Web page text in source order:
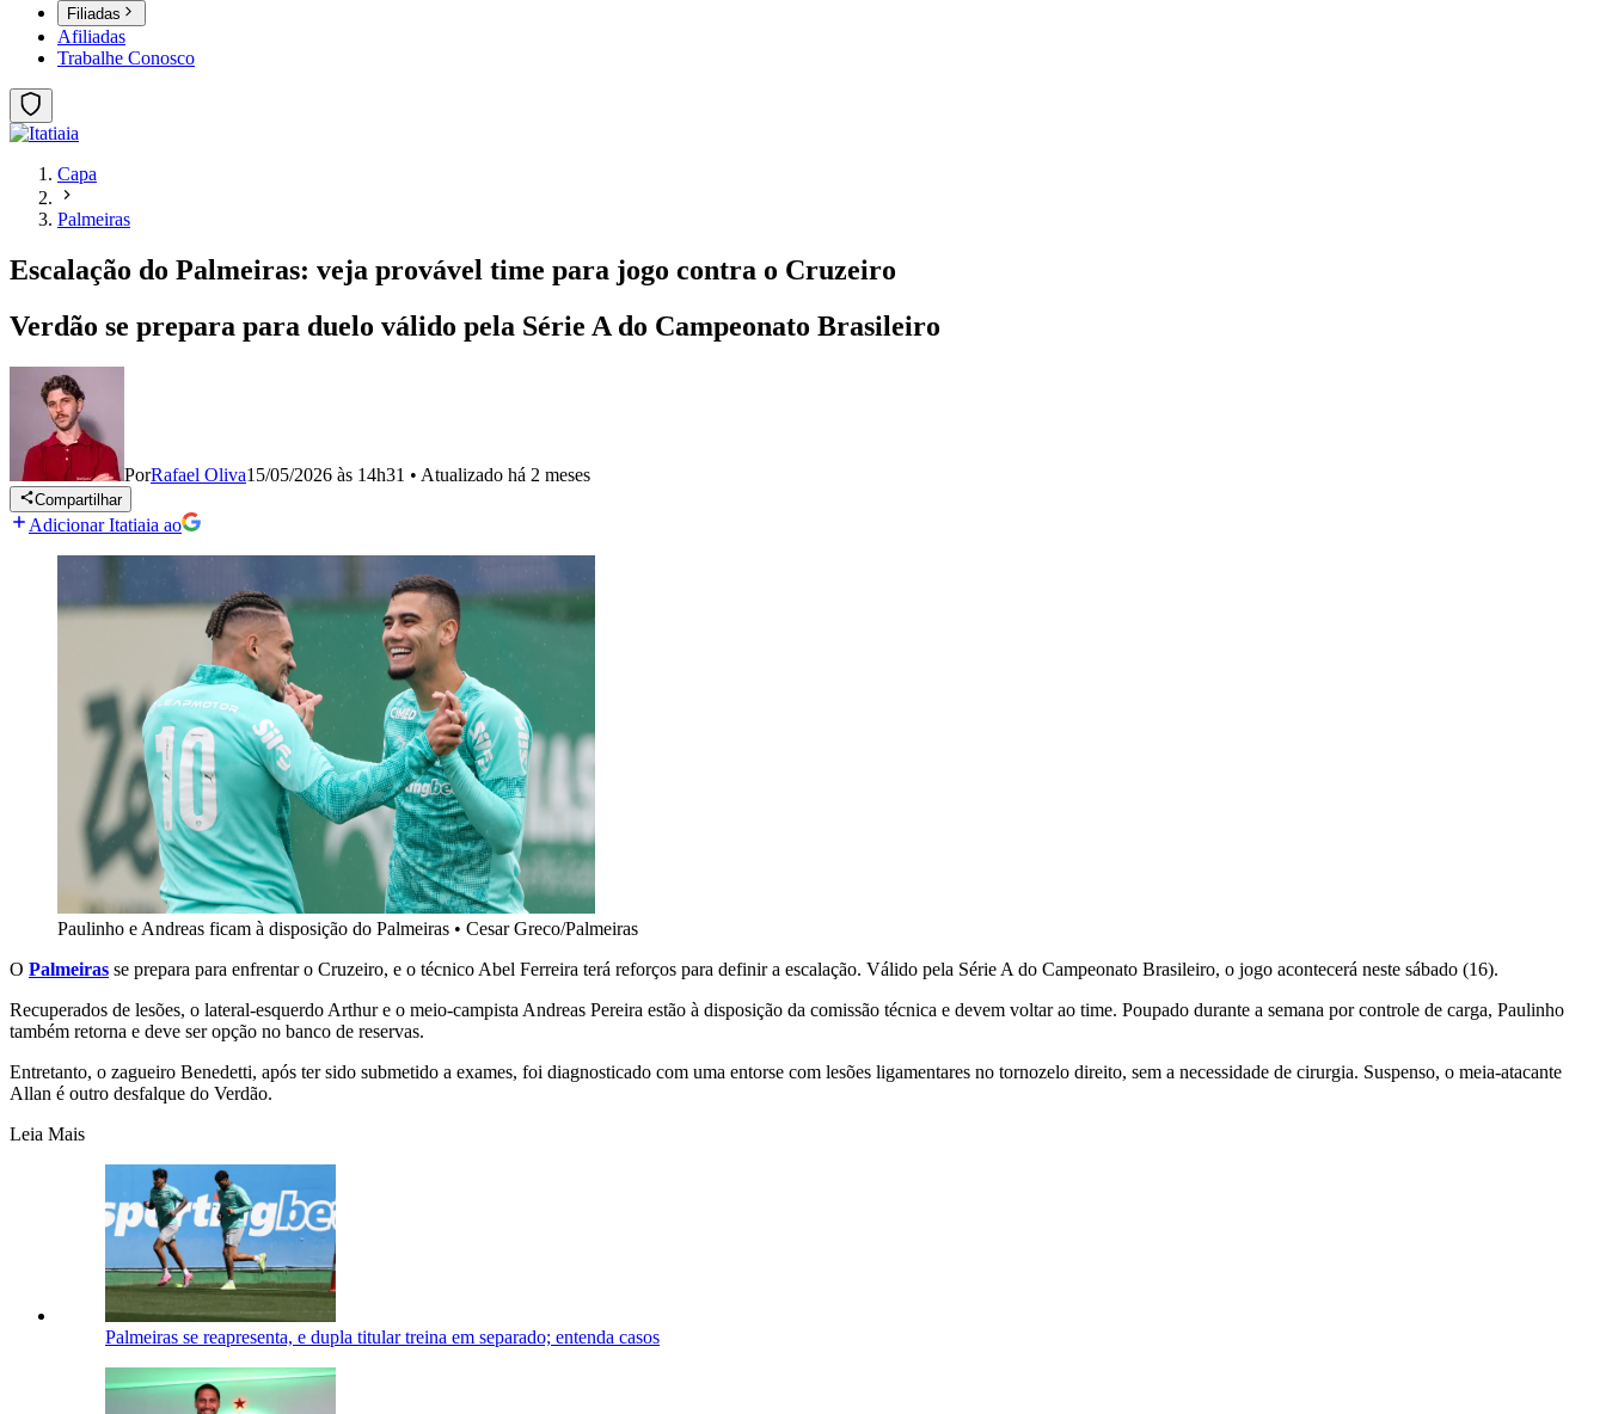
Filiadas
Afiliadas
Trabalhe Conosco
Capa
Palmeiras
Escalação do Palmeiras: veja provável time para jogo contra o Cruzeiro
Verdão se prepara para duelo válido pela Série A do Campeonato Brasileiro
PorRafael Oliva15/05/2026 às 14h31 • Atualizado há 2 meses
Compartilhar
Adicionar Itatiaia ao
Paulinho e Andreas ficam à disposição do Palmeiras • Cesar Greco/Palmeiras
O Palmeiras se prepara para enfrentar o Cruzeiro, e o técnico Abel Ferreira terá reforços para definir a escalação. Válido pela Série A do Campeonato Brasileiro, o jogo acontecerá neste sábado (16).
Recuperados de lesões, o lateral-esquerdo Arthur e o meio-campista Andreas Pereira estão à disposição da comissão técnica e devem voltar ao time. Poupado durante a semana por controle de carga, Paulinho
também retorna e deve ser opção no banco de reservas.
Entretanto, o zagueiro Benedetti, após ter sido submetido a exames, foi diagnosticado com uma entorse com lesões ligamentares no tornozelo direito, sem a necessidade de cirurgia. Suspenso, o meia-atacante
Allan é outro desfalque do Verdão.
Leia Mais
Palmeiras se reapresenta, e dupla titular treina em separado; entenda casos